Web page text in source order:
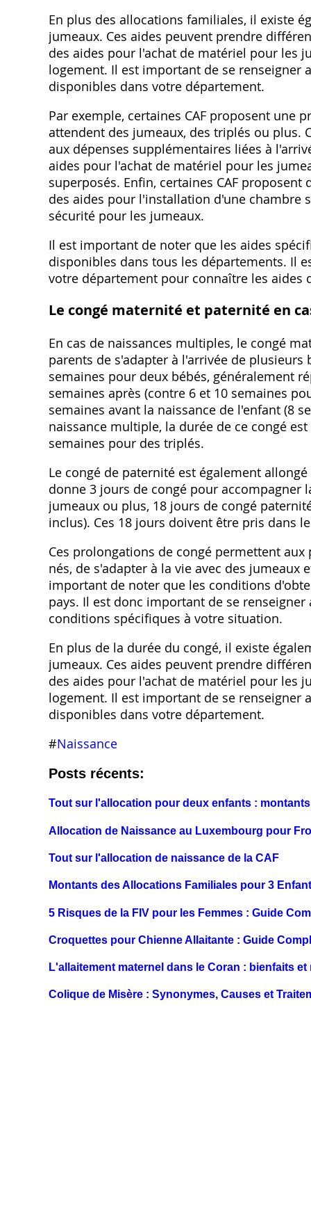
En plus des allocations familiales, il existe
jumeaux. Ces aides peuvent prendre
des aides pour l'achat de matériel pour les
logement. Il est important de se renseigner
disponibles dans votre département.
Par exemple, certaines CAF proposent
attendent des jumeaux, des triplés ou plus.
aux dépenses supplémentaires liées à
aides pour l'achat de matériel pour les
superposés. Enfin, certaines CAF
des aides pour l'installation d'une chambre
sécurité pour les jumeaux.
Il est important de noter que les aides
disponibles dans tous les départements. Il
votre département pour connaître les
Le congé maternité et paternité en
En cas de naissances multiples, le congé
parents de s'adapter à l'arrivée de
semaines pour deux bébés, généralement
semaines après (contre 6 et 10 semaines
semaines avant la naissance de l'enfant (8
naissance multiple, la durée de ce congé
semaines pour des triplés.
Le congé de paternité est également
donne 3 jours de congé pour accompagner
jumeaux ou plus, 18 jours de congé
inclus). Ces 18 jours doivent être pris dans
Ces prolongations de congé permettent
nés, de s'adapter à la vie avec des
important de noter que les conditions
pays. Il est donc important de se
conditions spécifiques à votre situation.
En plus de la durée du congé, il existe
jumeaux. Ces aides peuvent prendre
des aides pour l'achat de matériel pour les
logement. Il est important de se renseigner
disponibles dans votre département.
#Naissance
Posts récents:
Tout sur l'allocation pour deux enfants :
Allocation de Naissance au Luxembourg pour
Tout sur l'allocation de naissance de la CAF
Montants des Allocations Familiales pour 3
5 Risques de la FIV pour les Femmes : Guide
Croquettes pour Chienne Allaitante : Guide
L'allaitement maternel dans le Coran : bienfaits
Colique de Misère : Synonymes, Causes et